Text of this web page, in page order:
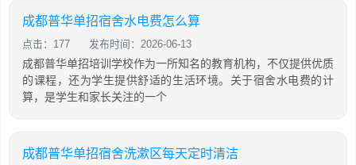
成都普华单招宿舍水电费怎么算
点击：177 发布时间：2026-06-13
成都普华单招培训学校作为一所知名的教育机构，不仅提供优质
的课程，还为学生提供舒适的生活环境。关于宿舍水电费的计
算，是学生和家长关注的一个
成都普华单招宿舍洗漱区每天定时清洁